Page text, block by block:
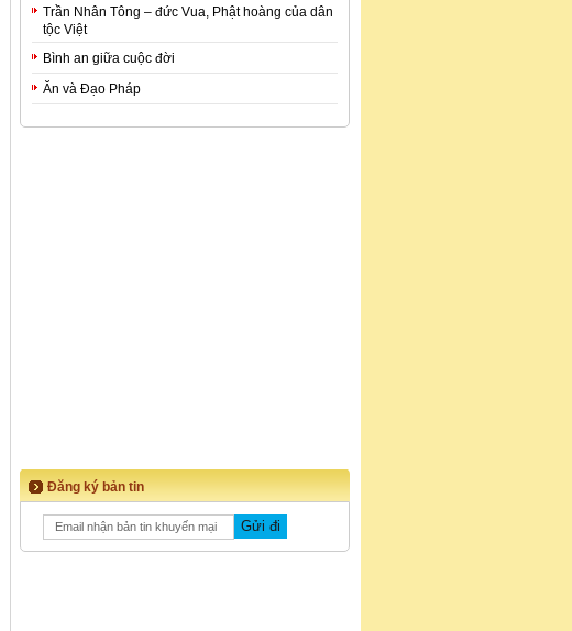
Trần Nhân Tông – đức Vua, Phật hoàng của dân
tộc Việt
Bình an giữa cuộc đời
Ăn và Đạo Pháp
Đăng ký bản tin